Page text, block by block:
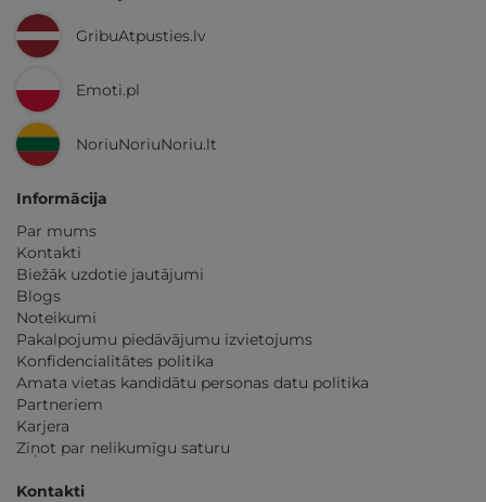
GribuAtpusties.lv
Emoti.pl
NoriuNoriuNoriu.lt
Informācija
Par mums
Kontakti
Biežāk uzdotie jautājumi
Blogs
Noteikumi
Pakalpojumu piedāvājumu izvietojums
Konfidencialitātes politika
Amata vietas kandidātu personas datu politika
Partneriem
Karjera
Ziņot par nelikumīgu saturu
Kontakti